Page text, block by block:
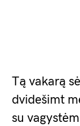
Tą vakarą
dvidešimt
su